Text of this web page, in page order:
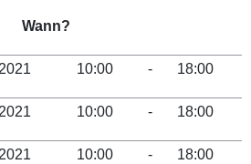
Wann?
10:00 - 18:00
10:00 - 18:00
10:00 - 18:00